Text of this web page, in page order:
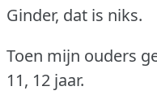
Ginder, dat is niks.
Toen mijn ouders
11, 12 jaar.